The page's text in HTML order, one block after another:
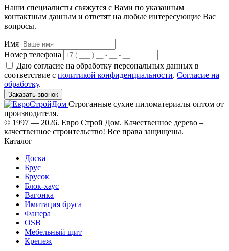
Наши специалисты свяжутся с Вами по указанным
контактным данным и ответят на любые интересующие Вас
вопросы.
Имя
Номер телефона
Даю согласие на обработку персональных данных в
соответствие с политикой конфиденциальности. Согласие на
обработку.
Заказать звонок
Строганные сухие пиломатериалы оптом от
производителя.
© 1997 — 2026. Евро Строй Дом. Качественное дерево –
качественное строительство! Все права защищены.
Каталог
Доска
Брус
Брусок
Блок-хаус
Вагонка
Имитация бруса
Фанера
OSB
Мебельный щит
Крепеж